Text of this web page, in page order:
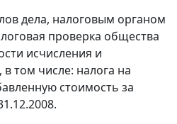
дела, налоговым органом
проверка общества
исчисления и
том числе: налога на
стоимость за